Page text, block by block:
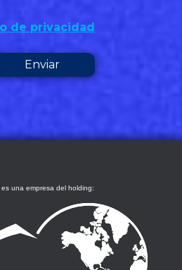
de privacidad
es una empresa del holding: